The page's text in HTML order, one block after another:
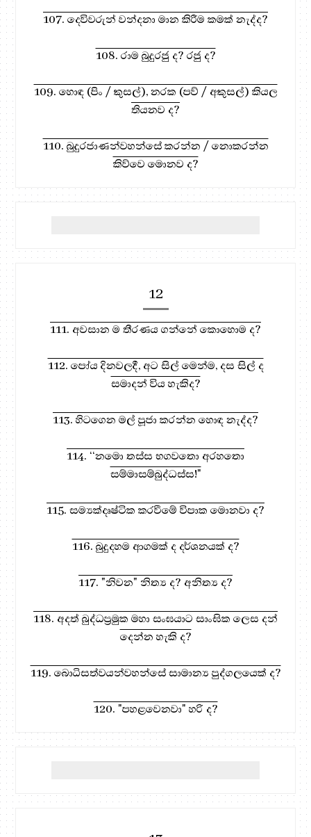
107. දෙවිවරුන් වන්දනා මාන කිරීම කමක් නැද්ද?
108. රාම බුදුරජු ද? රජු ද?
109. හොඳ (පිං / කුසල්), නරක (පව් / අකුසල්) කියල
තියනව ද?
110. බුදුරජාණන්වහන්සේ කරන්න / නොකරන්න
කිව්වෙ මොනව ද?
12
111. අවසාන ම තීරණය ගන්නේ කොහොම ද?
112. පෝය දිනවලදී, අට සිල් මෙන්ම, දස සිල් ද
සමාදන් විය හැකිද?
113. හිටගෙන මල් පූජා කරන්න හොඳ නැද්ද?
114. ‘‘නමො තස්ස භගවතො අරහතො
සම්මාසම්බුද්ධස්ස!"
115. සම්‍යක්දෘෂ්ටික කරවීමේ විපාක මොනවා ද?
116. බුදුදහම ආගමක් ද දර්ශනයක් ද?
117. "නිවන" නිත්‍ය ද? අනිත්‍ය ද?
118. අදත් බුද්ධප්‍රමුක මහා සංඝයාට සාංඝික ලෙස දන්
දෙන්න හැකි ද?
119. බොධිසත්වයන්වහන්සේ සාමාන්‍ය පුද්ගලයෙක් ද?
120. "පහළවෙනවා" හරි ද?